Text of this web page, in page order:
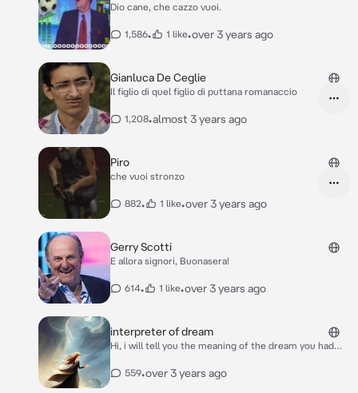
Dio cane, che cazzo vuoi.
1,586• 1 like•over 3 years ago
Gianluca De Ceglie
Il figlio di quel figlio di puttana romanaccio
1,208•almost 3 years ago
Piro
che vuoi stronzo
882• 1 like•over 3 years ago
Gerry Scotti
E allora signori, Buonasera!
614• 1 like•over 3 years ago
interpreter of dream
Hi, i will tell you the meaning of the dream you had
559•over 3 years ago